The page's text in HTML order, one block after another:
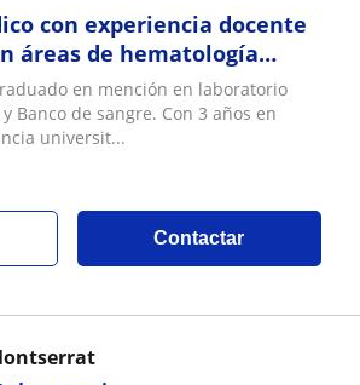
con experiencia docente
áreas de hematología
y Bioquímica Clínica
en mención en laboratorio
Banco de sangre. Con 3 años en
universit...
Contactar